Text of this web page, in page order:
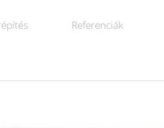
Referenciák